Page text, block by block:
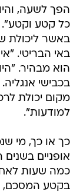
הפך לשעה,
כל קטע וקטע".
באשר ליכולת
באי הבריטי.
הוא מבהיר.
בכבישי
מקום יכולת
למודעות".
כך או כך, מי
אופניים
כמה שעות
בקטע המסכם,